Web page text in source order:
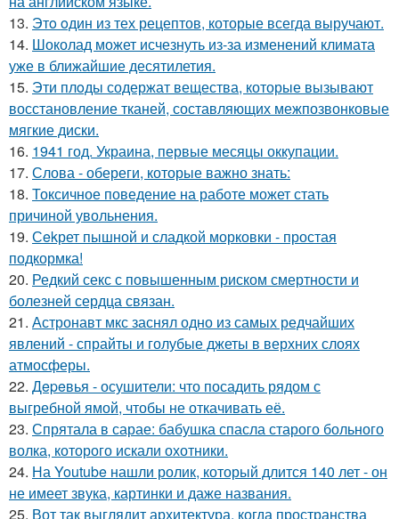
13. Этo oдин из тех рецептов, которые всегда выручают.
14. Шоколад может исчезнуть из-за изменений климата
уже в ближайшие десятилетия.
15. Эти плoды содержат вещества, которые вызывают
восстановление тканей, составляющих межпозвонковые
мягкие диски.
16. 1941 год. Украина, первые месяцы оккупации.
17. Слова - обереги, которые важно знать:
18. Токсичное поведение на работе может стать
причиной увольнения.
19. Сekрет пышной и сладкой морковки - простая
подкормка!
20. Редкий секс с повышенным риском смертности и
болезней сердца связан.
21. Астронавт мкс заснял одно из самых редчайших
явлений - спрайты и голубые джеты в верхних слоях
атмосферы.
22. Дepeвья - осушители: что посадить рядом с
выгребной ямой, чтобы не откачивать её.
23. Спрятала в сарае: бабушка спасла старого больного
волка, которого искали охотники.
24. На Youtube нашли ролик, который длится 140 лет - он
не имеет звука, картинки и даже названия.
25. Вот так выглядит архитектура, когда пространства